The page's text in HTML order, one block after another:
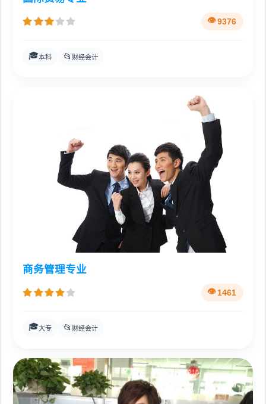
9376
🎓本科 📂 财经会计
商务管理专业
1461
🎓大专 📂 财经会计